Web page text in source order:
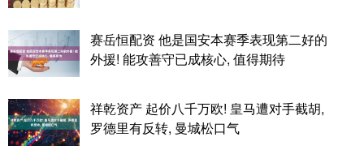
赛岳恒配资 他是国安本赛季表现第二好的
外援! 能攻善守已成核心, 值得期待
祥乾资产 起价八千万欧! 皇马遭对手截胡,
罗德里有反转, 曼城松口气